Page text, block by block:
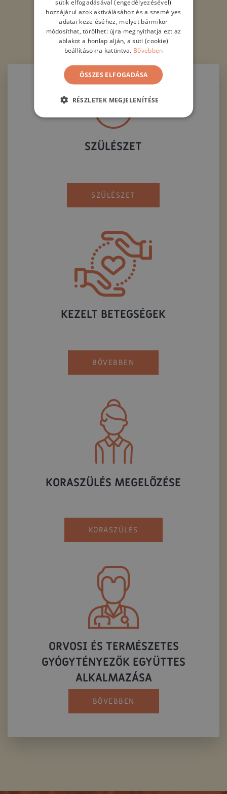
SZÜLÉSZET
SZÜLÉSZET
KEZELT BETEGSÉGEK
BŐVEBBEN
KORASZÜLÉS MEGELŐZÉSE
KORASZÜLÉS
ORVOSI ÉS TERMÉSZETES
GYÓGYTÉNYEZŐK EGYÜTTES
ALKALMAZÁSA
BŐVEBBEN
sütik elfogadásával (engedélyezésével)
hozzájárul azok aktiválásához és a személyes
adatai kezeléséhez, melyet bármikor
módosíthat, törölhet: újra megnyithatja ezt az
ablakot a honlap alján, a süti (cookie)
beállításokra kattintva. Bővebben
ÖSSZES ELFOGADÁSA
RÉSZLETEK MEGJELENÍTÉSE